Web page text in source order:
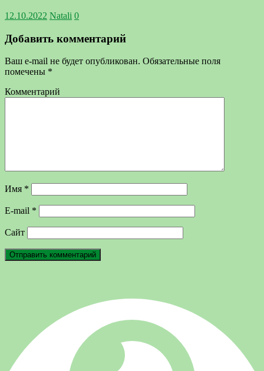
12.10.2022 Natali 0
Добавить комментарий
Ваш e-mail не будет опубликован. Обязательные поля
помечены *
Комментарий
Имя *
E-mail *
Сайт